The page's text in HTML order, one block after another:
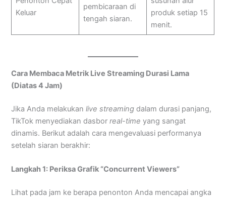
Keluar
pembicaraan di
tengah siaran.
produk setiap 15
menit.
Cara Membaca Metrik Live Streaming Durasi Lama
(Diatas 4 Jam)
Jika Anda melakukanlive streaming dalam durasi panjang,
TikTok menyediakan dasborreal-time yang sangat
dinamis. Berikut adalah cara mengevaluasi performanya
setelah siaran berakhir:
Langkah 1: Periksa Grafik “Concurrent Viewers”
Lihat pada jam ke berapa penonton Anda mencapai angka